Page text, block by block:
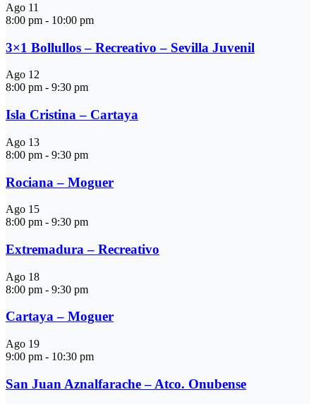
Ago 11
8:00 pm - 10:00 pm
3×1 Bollullos – Recreativo – Sevilla Juvenil
Ago 12
8:00 pm - 9:30 pm
Isla Cristina – Cartaya
Ago 13
8:00 pm - 9:30 pm
Rociana – Moguer
Ago 15
8:00 pm - 9:30 pm
Extremadura – Recreativo
Ago 18
8:00 pm - 9:30 pm
Cartaya – Moguer
Ago 19
9:00 pm - 10:30 pm
San Juan Aznalfarache – Atco. Onubense